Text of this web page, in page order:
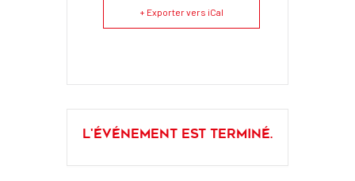
+ Exporter vers iCal
L'événement est terminé.